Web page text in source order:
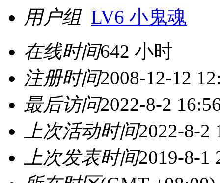
用户组 LV6 小鬼魂
在线时间642 小时
注册时间2008-12-12
最后访问2022-8-2
上次活动时间2022-8-2
上次发表时间2019-8-1